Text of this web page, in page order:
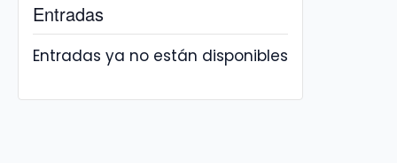
Entradas
Entradas ya no están disponibles